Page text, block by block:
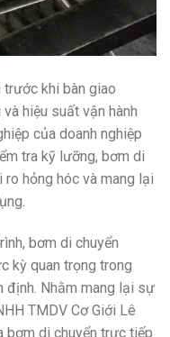
khi bàn giao
hiệu suất vận hành
của doanh nghiệp
tra kỹ lưỡng, bơm di
hỏng hóc và mang lại
bơm di chuyển
kỳ quan trọng trong
định. Nhằm mang lại sự
TMDV Cơ Giới Lê
bơm di chuyển trực tiếp